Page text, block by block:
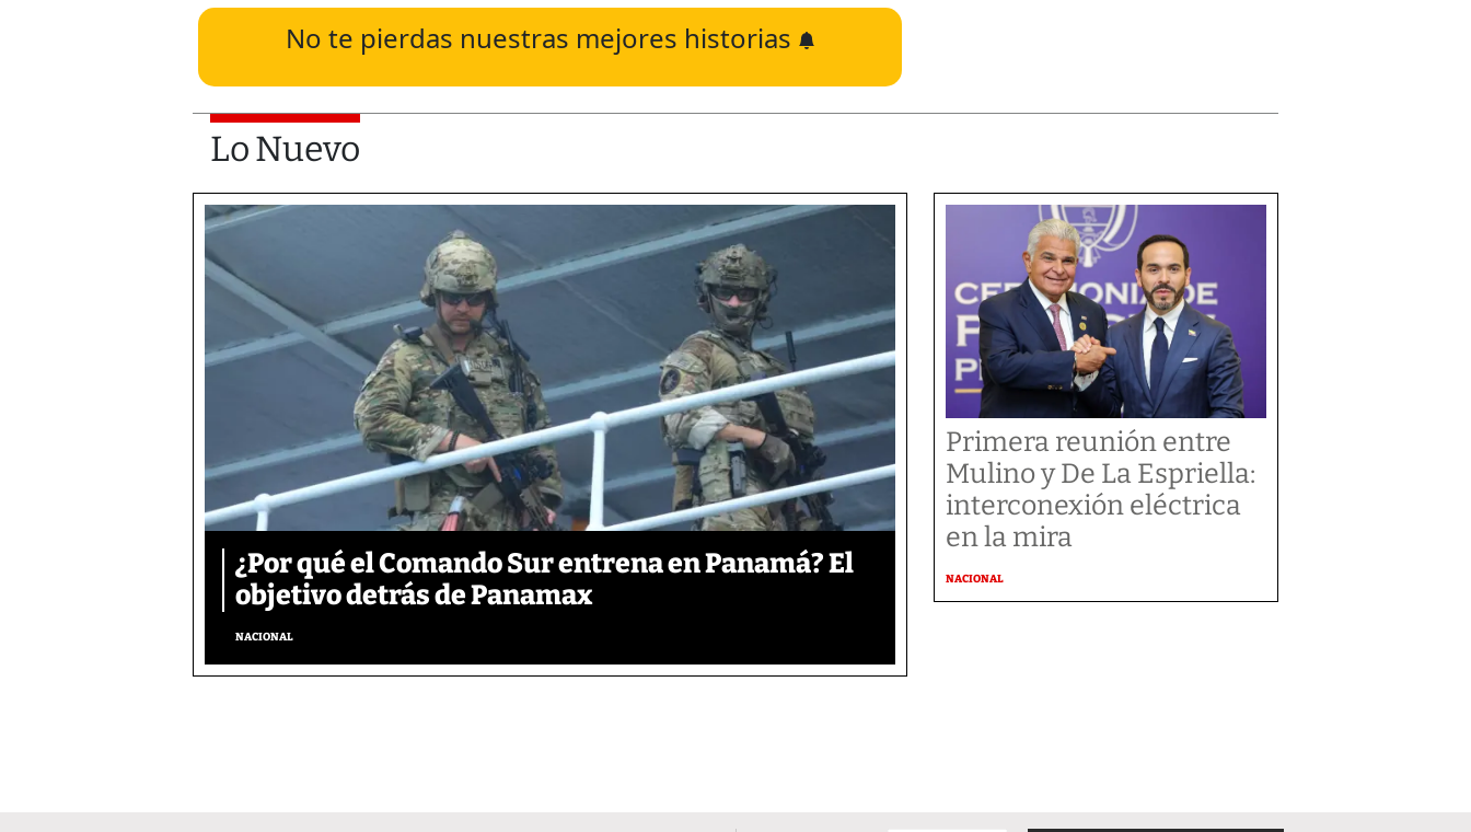
No te pierdas nuestras mejores historias
Lo Nuevo
¿Por qué el Comando Sur entrena en Panamá? El
objetivo detrás de Panamax
NACIONAL
Primera reunión entre
Mulino y De La Espriella:
interconexión eléctrica
en la mira
NACIONAL